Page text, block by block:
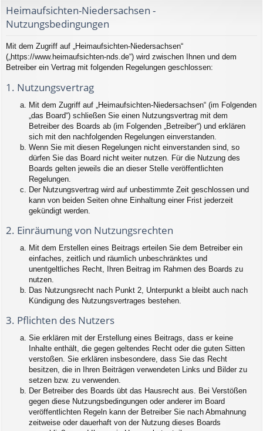
ug
Heimaufsichten-Niedersachsen -
Nutzungsbedingungen
Mit dem Zugriff auf „Heimaufsichten-Niedersachsen“
(„https://www.heimaufsichten-nds.de“) wird zwischen Ihnen und dem
Betreiber ein Vertrag mit folgenden Regelungen geschlossen:
1. Nutzungsvertrag
Mit dem Zugriff auf „Heimaufsichten-Niedersachsen“ (im Folgenden
„das Board“) schließen Sie einen Nutzungsvertrag mit dem
Betreiber des Boards ab (im Folgenden „Betreiber“) und erklären
sich mit den nachfolgenden Regelungen einverstanden.
Wenn Sie mit diesen Regelungen nicht einverstanden sind, so
dürfen Sie das Board nicht weiter nutzen. Für die Nutzung des
Boards gelten jeweils die an dieser Stelle veröffentlichten
Regelungen.
Der Nutzungsvertrag wird auf unbestimmte Zeit geschlossen und
kann von beiden Seiten ohne Einhaltung einer Frist jederzeit
gekündigt werden.
2. Einräumung von Nutzungsrechten
Mit dem Erstellen eines Beitrags erteilen Sie dem Betreiber ein
einfaches, zeitlich und räumlich unbeschränktes und
unentgeltliches Recht, Ihren Beitrag im Rahmen des Boards zu
nutzen.
Das Nutzungsrecht nach Punkt 2, Unterpunkt a bleibt auch nach
Kündigung des Nutzungsvertrages bestehen.
3. Pflichten des Nutzers
Sie erklären mit der Erstellung eines Beitrags, dass er keine
Inhalte enthält, die gegen geltendes Recht oder die guten Sitten
verstoßen. Sie erklären insbesondere, dass Sie das Recht
besitzen, die in Ihren Beiträgen verwendeten Links und Bilder zu
setzen bzw. zu verwenden.
Der Betreiber des Boards übt das Hausrecht aus. Bei Verstößen
gegen diese Nutzungsbedingungen oder anderer im Board
veröffentlichten Regeln kann der Betreiber Sie nach Abmahnung
zeitweise oder dauerhaft von der Nutzung dieses Boards